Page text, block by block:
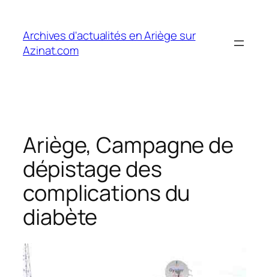
contenu
Archives d'actualités en Ariège sur
Azinat.com
Ariège, Campagne de
dépistage des
complications du
diabète